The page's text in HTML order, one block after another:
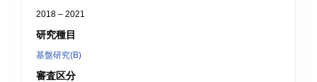
2018 – 2021
研究種目
基盤研究(B)
審査区分